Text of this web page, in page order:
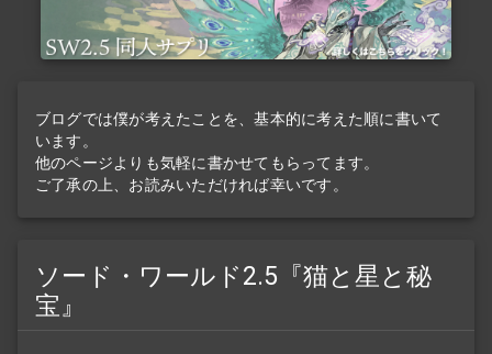
ブログでは僕が考えたことを、基本的に考えた順に書いて
います。
他のページよりも気軽に書かせてもらってます。
ご了承の上、お読みいただければ幸いです。
ソード・ワールド2.5『猫と星と秘
宝』